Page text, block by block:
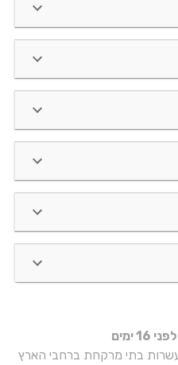
לפני 16 ימים
בתי מרקחת ברחבי הארץ